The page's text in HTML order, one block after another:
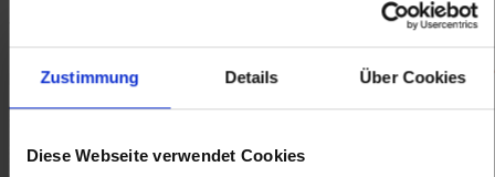
Zustimmung Details Über Cookies
Diese Webseite verwendet Cookies
Rosengärtlein", die in den 1930er-Jahren auch im Radio gesendet
Bilder (4)